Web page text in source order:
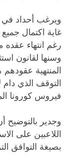
ويرغب أحداد في
غاية اكتمال
رغم انتهاء عقده
وسنها لقانون
المنتهية
التوقف الذي
فيروس كورونا
وجدير بالتوضيح
اللاعبين على
بصيغة التوافق